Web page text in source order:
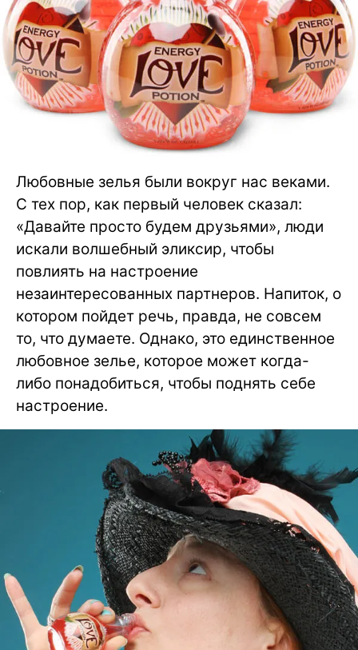
Любовные зелья были вокруг нас веками.
С тех пор, как первый человек сказал:
«Давайте просто будем друзьями», люди
искали волшебный эликсир, чтобы
повлиять на настроение
незаинтересованных партнеров. Напиток, о
котором пойдет речь, правда, не совсем
то, что думаете. Однако, это единственное
любовное зелье, которое может когда-
либо понадобиться, чтобы поднять себе
настроение.